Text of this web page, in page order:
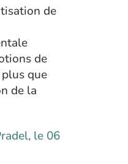
de
de
que
de la
le 06